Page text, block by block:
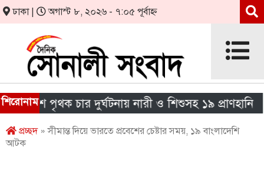
ঢাকা | অগাস্ট ৮, ২০২৬ - ৭:০৫ পূর্বাহ্ন
শিরোনামপৃথক চার দুর্ঘটনায় নারী ও শিশুসহ ১৯ প্রাণহানি
প্রচ্ছদ» সীমান্ত দিয়ে ভারতে প্রবেশের চেষ্টার সময়, ১৯ বাংলাদেশি
আটক